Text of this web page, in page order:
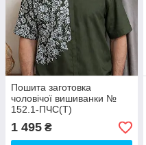
Пошита заготовка
чоловічої вишиванки №
152.1-ПЧС(Т)
1 495 ₴